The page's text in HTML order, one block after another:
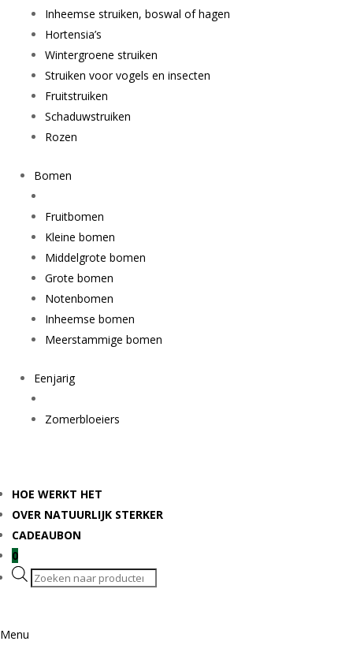
Inheemse struiken, boswal of hagen
Hortensia’s
Wintergroene struiken
Struiken voor vogels en insecten
Fruitstruiken
Schaduwstruiken
Rozen
Bomen
Fruitbomen
Kleine bomen
Middelgrote bomen
Grote bomen
Notenbomen
Inheemse bomen
Meerstammige bomen
Eenjarig
Zomerbloeiers
HOE WERKT HET
OVER NATUURLIJK STERKER
CADEAUBON
0
Producten
Menu